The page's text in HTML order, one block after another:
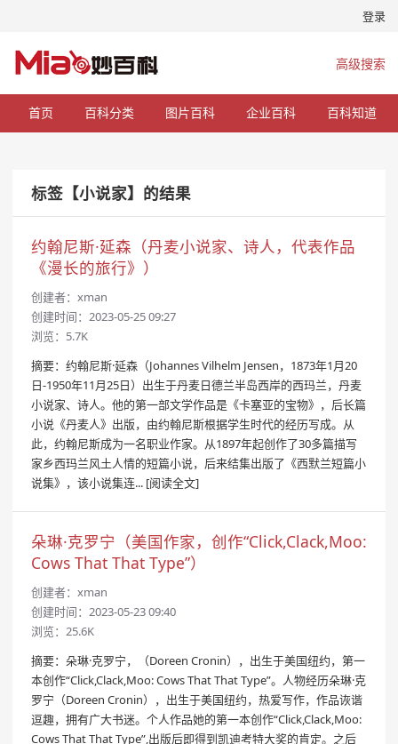
登录
高级搜索
首页 百科分类 图片百科 企业百科 百科知道
标签【小说家】的结果
约翰尼斯·延森（丹麦小说家、诗人，代表作品
《漫长的旅行》）
创建者： xman
创建时间：2023-05-25 09:27
浏览：5.7K
摘要：约翰尼斯·延森（Johannes Vilhelm Jensen，1873年1月20
日-1950年11月25日）出生于丹麦日德兰半岛西岸的西玛兰，丹麦
小说家、诗人。他的第一部文学作品是《卡塞亚的宝物》，后长篇
小说《丹麦人》出版，由约翰尼斯根据学生时代的经历写成。从
此，约翰尼斯成为一名职业作家。从1897年起创作了30多篇描写
家乡西玛兰风土人情的短篇小说，后来结集出版了《西默兰短篇小
说集》，该小说集连... [阅读全文]
朵琳·克罗宁（美国作家，创作“Click,Clack,Moo:
Cows That That Type”）
创建者： xman
创建时间：2023-05-23 09:40
浏览：25.6K
摘要：朵琳·克罗宁，（Doreen Cronin），出生于美国纽约，第一
本创作“Click,Clack,Moo: Cows That That Type”。人物经历朵琳·克
罗宁（Doreen Cronin），出生于美国纽约，热爱写作，作品诙谐
逗趣，拥有广大书迷。个人作品她的第一本创作“Click,Clack,Moo:
Cows That That Type”,出版后即得到凯迪考特大奖的肯定。之后